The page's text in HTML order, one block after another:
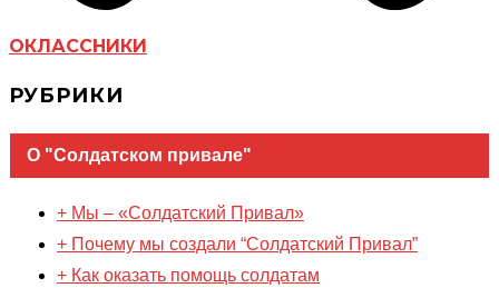
ОКЛАССНИКИ
РУБРИКИ
О "Солдатском привале"
+ Мы – «Солдатский Привал»
+ Почему мы создали “Солдатский Привал”
+ Как оказать помощь солдатам